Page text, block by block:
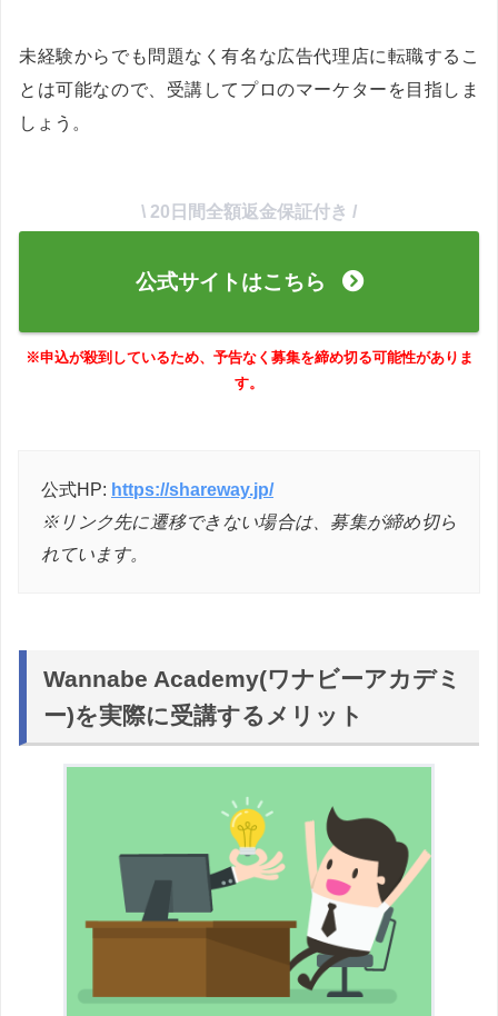
未経験からでも問題なく有名な広告代理店に転職するこ
とは可能なので、受講してプロのマーケターを目指しま
しょう。
\ 20日間全額返金保証付き /
公式サイトはこちら
※申込が殺到しているため、予告なく募集を締め切る可能性がありま
す。
公式HP: https://shareway.jp/
※リンク先に遷移できない場合は、募集が締め切ら
れています。
Wannabe Academy(ワナビーアカデミ
ー)を実際に受講するメリット